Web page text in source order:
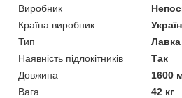
Виробник
Країна виробник
Тип
Наявність підлокітників
Так
Довжина
1600
Вага
42 кг